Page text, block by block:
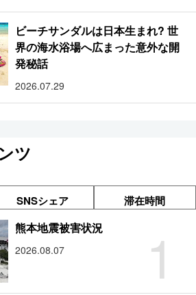
ビーチサンダルは日本生まれ? 世
界の海水浴場へ広まった意外な開
発秘話
2026.07.29
ツ
SNSシェア 滞在時間
1
熊本地震被害状況
2026.08.07